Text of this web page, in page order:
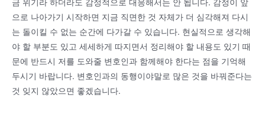
금 위기라 하더라도 감정적으로 대응해서는 안 됩니다. 감정이 앞
으로 나아가기 시작하면 지금 직면한 것 자체가 더 심각해져 다시
는 돌이킬 수 없는 순간에 다가갈 수 있습니다. 현실적으로 생각해
야 할 부분도 있고 세세하게 따지면서 정리해야 할 내용도 있기 때
문에 반드시 저를 도와줄 변호인과 함께해야 한다는 점을 기억해
두시기 바랍니다. 변호인과의 동행이야말로 많은 것을 바꿔준다는
것 잊지 않았으면 좋겠습니다.